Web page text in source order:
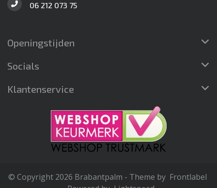
06 212 073 75
Openingstijden
Socials
Klantenservice
© Copyright 2026 Brabantpalm - Theme by Frontlabel